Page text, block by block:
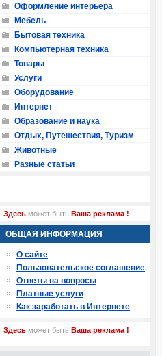
Оформление интерьера
Мебель
Бытовая техника
Компьютерная техника
Товары
Услуги
Оборудование
Интернет
Образование и наука
Отдых, Путешествия, Туризм
Животные
Разные статьи
Здесь может быть Ваша реклама !
ОБЩАЯ ИНФОРМАЦИЯ
О сайте
Пользовательское соглашение
Ответы на вопросы
Платные услуги
Как заработать в Интернете
Здесь может быть Ваша реклама !